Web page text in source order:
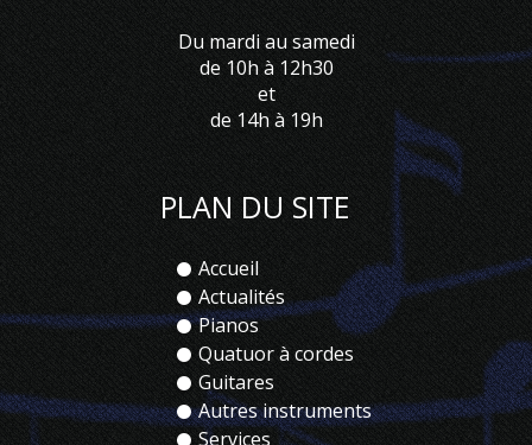
Du mardi au samedi
de 10h à 12h30
et
de 14h à 19h
PLAN DU SITE
Accueil
Actualités
Pianos
Quatuor à cordes
Guitares
Autres instruments
Services